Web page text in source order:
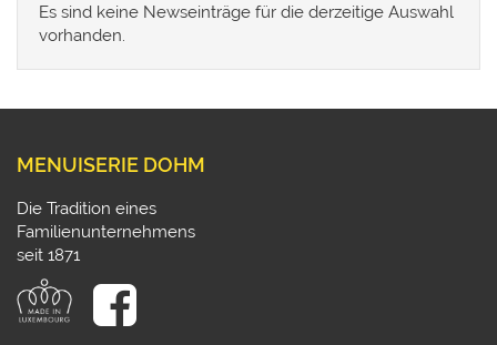
Es sind keine Newseinträge für die derzeitige Auswahl
vorhanden.
MENUISERIE DOHM
Die Tradition eines
Familienunternehmens
seit 1871